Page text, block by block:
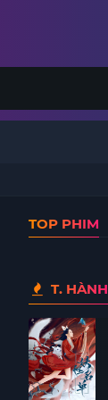
TOP PHIM
T. HÀNH